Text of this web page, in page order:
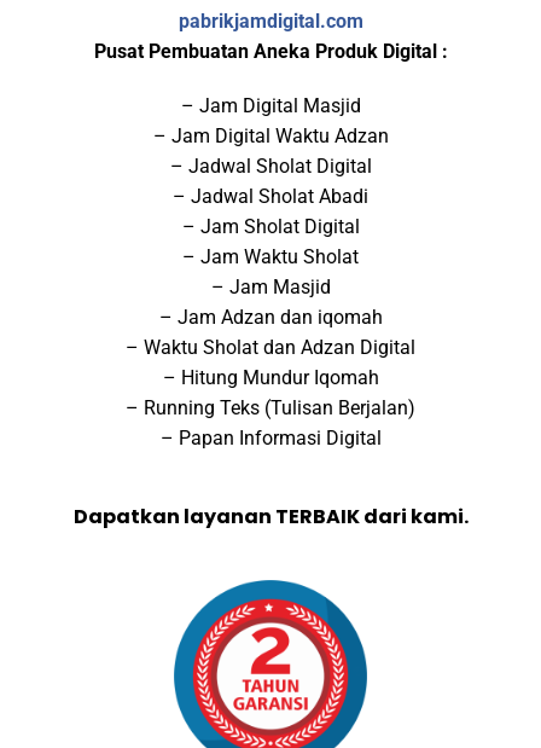
pabrikjamdigital.com
Pusat Pembuatan Aneka Produk Digital :
– Jam Digital Masjid
– Jam Digital Waktu Adzan
– Jadwal Sholat Digital
– Jadwal Sholat Abadi
– Jam Sholat Digital
– Jam Waktu Sholat
– Jam Masjid
– Jam Adzan dan iqomah
– Waktu Sholat dan Adzan Digital
– Hitung Mundur Iqomah
– Running Teks (Tulisan Berjalan)
– Papan Informasi Digital
Dapatkan layanan TERBAIK dari kami.